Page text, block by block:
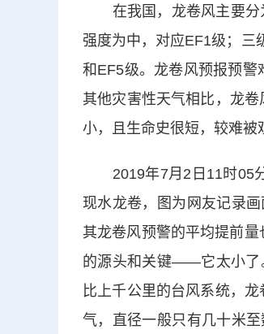
在我国，龙卷风主要分
强度为中，对应EF1级；三
和EF5级。龙卷风预报预
其他灾害性天气相比，龙
小，且生命史很短，较难被
2019年7月2日11时05分
现水龙卷，图为网友记录
其龙卷风预警的平均提前
的源头和关键——它太小了
比上千公里的台风系统，
气，直径一般只有几十米